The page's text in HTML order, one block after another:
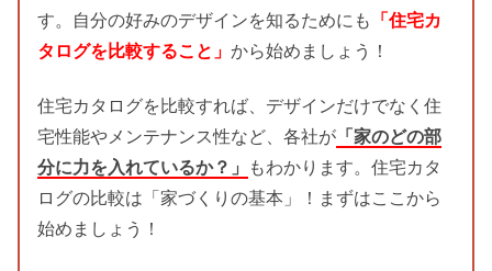
す。自分の好みのデザインを知るためにも
「住宅カ
タログを比較すること」 から始めましょう！
住宅カタログを比較すれば、デザインだけでなく住
宅性能やメンテナンス性など、各社が 「家のどの部
分に力を入れているか？」
もわかります。住宅カタ
ログの比較は「家づくりの基本」！まずはここから
始めましょう！